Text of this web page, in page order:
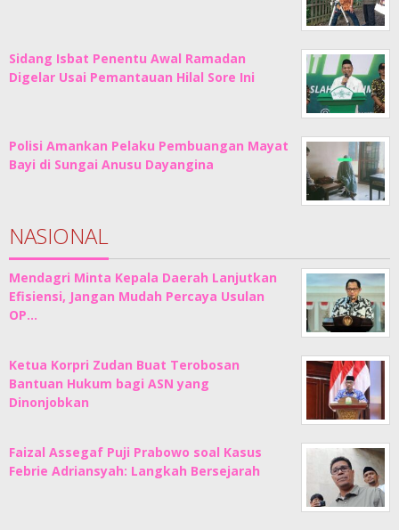
Sidang Isbat Penentu Awal Ramadan
Digelar Usai Pemantauan Hilal Sore Ini
Polisi Amankan Pelaku Pembuangan Mayat
Bayi di Sungai Anusu Dayangina
NASIONAL
Mendagri Minta Kepala Daerah Lanjutkan
Efisiensi, Jangan Mudah Percaya Usulan
OP…
Ketua Korpri Zudan Buat Terobosan
Bantuan Hukum bagi ASN yang
Dinonjobkan
Faizal Assegaf Puji Prabowo soal Kasus
Febrie Adriansyah: Langkah Bersejarah